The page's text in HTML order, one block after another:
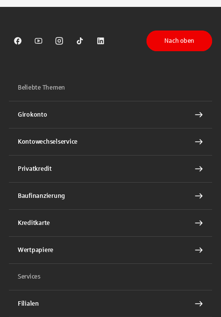
Sparkasse auf Facebook
Sparkasse auf Youtube
Sparkasse auf Instagram
Sparkasse auf TikTok
Sparkasse auf LinkedIn
Nach oben
Beliebte Themen
Girokonto
Kontowechselservice
Privatkredit
Baufinanzierung
Kreditkarte
Wertpapiere
Services
Filialen